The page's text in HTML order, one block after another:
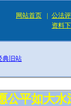
网站首页 | 公法
资料
典旧站
公平如大